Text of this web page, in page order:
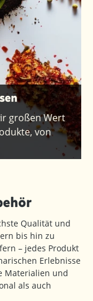
großen Wert
von
Qualität und
bis hin zu
– jedes Produkt
Erlebnisse
Materialien und
als auch